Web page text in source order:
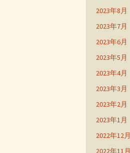
2023年8月
2023年7月
2023年6月
2023年5月
2023年4月
2023年3月
2023年2月
2023年1月
2022年12月
2022年11月